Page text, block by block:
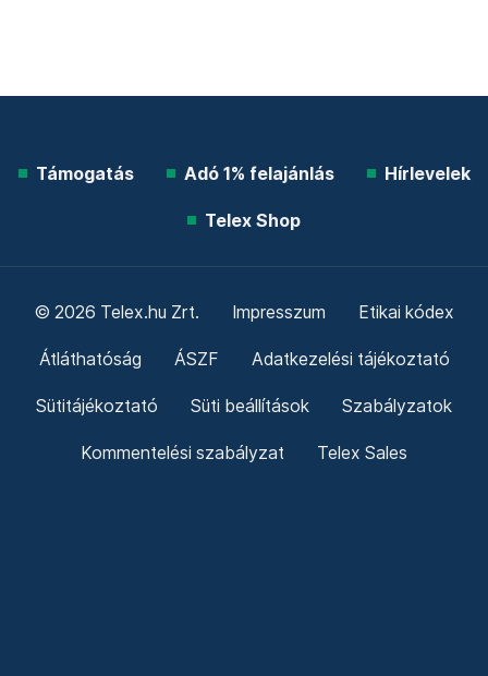
Támogatás Adó 1% felajánlás Hírlevelek
Telex Shop
© 2026 Telex.hu Zrt. Impresszum Etikai kódex
Átláthatóság ÁSZF Adatkezelési tájékoztató
Sütitájékoztató Süti beállítások Szabályzatok
Kommentelési szabályzat Telex Sales